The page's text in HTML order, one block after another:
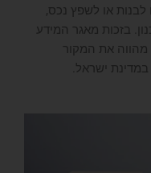
או לשפץ נכס,
בזכות מאגר המידע
את המקור
ישראל.